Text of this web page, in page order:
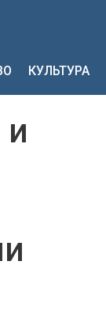
КУЛЬТУРА